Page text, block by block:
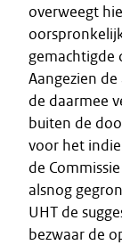
overweegt
gemachtigde
Aangezien
de daarmee
buiten de
voor het
de
alsnog
UHT de
bezwaar de